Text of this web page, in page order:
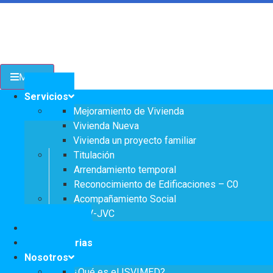
Transparencia
Servicios a la Ciudadanía
Participa
Instituto Social de Vivienda y Hábitat de
Medellín
Servicios
Mejoramiento de
Vivienda
Notificaciones
Menu
Servicios
Mejoramiento de Vivienda
Vivienda Nueva
Vivienda un proyecto familiar
Titulación
Arrendamiento temporal
Reconocimiento de Edificaciones – C0
Acompañamiento Social
OPV-JVC
Convocatorias
Nosotros